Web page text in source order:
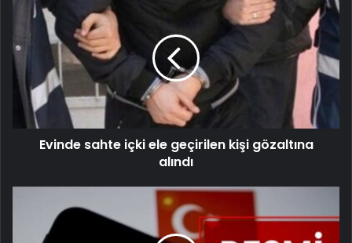
Evinde sahte içki ele geçirilen kişi gözaltına
alındı